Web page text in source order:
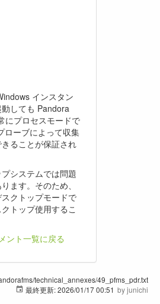
インスタン
しても Pandora
にプロセスモードで
ローブによって収集
ることが保証され
システムでは問題
ます。そのため、
クトップモードで
トップ使用するこ
ント一覧に戻る
technical_annexes/49_pfms_pdr.txt
最終更新:2026/01/17 00:51 byjunichi